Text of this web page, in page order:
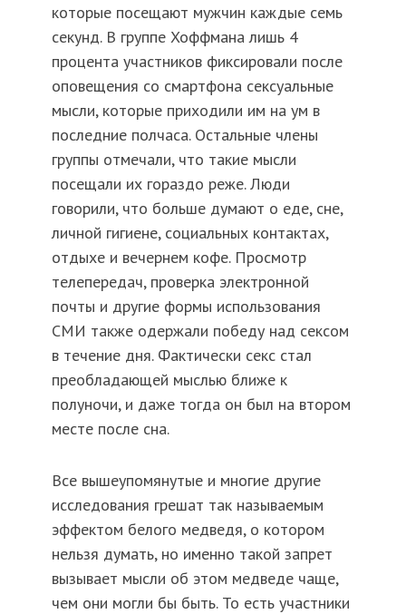
которые посещают мужчин каждые семь
секунд. В группе Хоффмана лишь 4
процента участников фиксировали после
оповещения со смартфона сексуальные
мысли, которые приходили им на ум в
последние полчаса. Остальные члены
группы отмечали, что такие мысли
посещали их гораздо реже. Люди
говорили, что больше думают о еде, сне,
личной гигиене, социальных контактах,
отдыхе и вечернем кофе. Просмотр
телепередач, проверка электронной
почты и другие формы использования
СМИ также одержали победу над сексом
в течение дня. Фактически секс стал
преобладающей мыслью ближе к
полуночи, и даже тогда он был на втором
месте после сна.
Все вышеупомянутые и многие другие
исследования грешат так называемым
эффектом белого медведя, о котором
нельзя думать, но именно такой запрет
вызывает мысли об этом медведе чаще,
чем они могли бы быть. То есть участники